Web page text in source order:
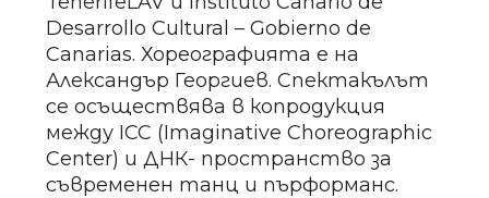
Desarrollo Cultural – Gobierno de
Canarias. Хореографията е на
Александър Георгиев. Спектакълът
се осъществява в копродукция
между ICC (Imaginative Choreographic
Center) и ДНК- пространство за
съвременен танц и пърформанс.